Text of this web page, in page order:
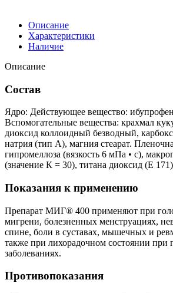
Описание
Характеристики
Наличие
Описание
Состав
Ядро: Действующее вещество:
Вспомогательные вещества: крахмал
диоксид коллоидный безводный,
натрия (тип А), магния стеарат.
гипромеллоза (вязкость 6 мПа • с),
(значение К = 30), титана диоксид (Е
Показания к применению
Препарат МИГ® 400 применяют при
мигрени, болезненных менструациях,
спине, боли в суставах, мышечных и
также при лихорадочном состоянии при
заболеваниях.
Противопоказания